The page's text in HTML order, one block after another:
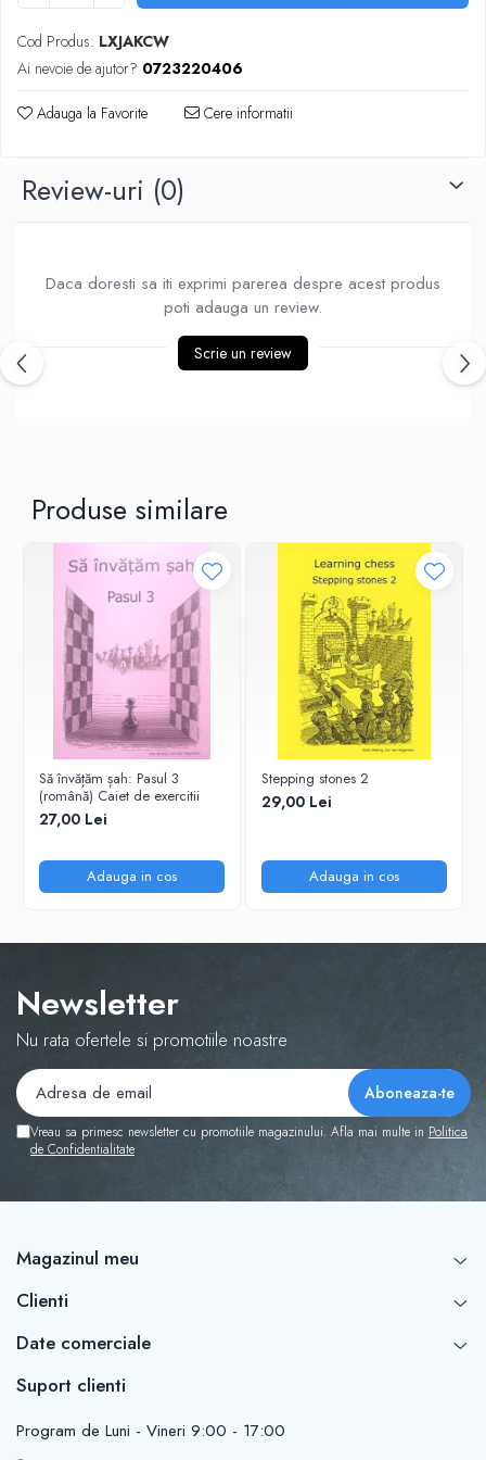
Piese Sah Tematice Din Metal
Puzzle
Ceasuri De Sah Digitale
Step 1
Step 3
Tabla De Demonstratie
Cod Produs: LXJAKCW
Ai nevoie de ajutor? 0723220406
Adauga la Favorite Cere informatii
Review-uri (0)
Daca doresti sa iti exprimi parerea despre acest produs
poti adauga un review.
Scrie un review
Produse similare
Să învățăm șah: Pasul 3
(română) Caiet de exercitii
27,00 Lei
Adauga in cos
Stepping stones 2
29,00 Lei
Adauga in cos
Newsletter
Nu rata ofertele si promotiile noastre
Vreau sa primesc newsletter cu promotiile magazinului. Afla mai multe in Politica
de Confidentialitate
Magazinul meu
Clienti
Date comerciale
Suport clienti
Program de Luni - Vineri 9:00 - 17:00